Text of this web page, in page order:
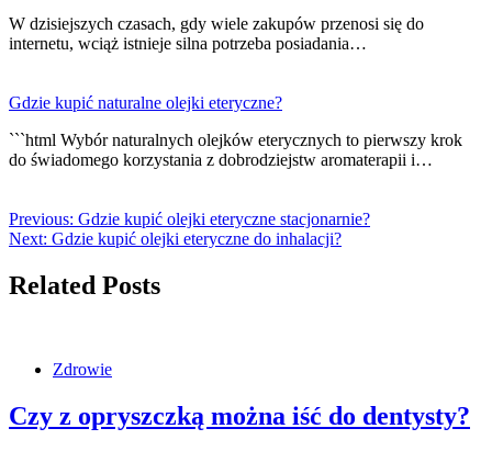
W dzisiejszych czasach, gdy wiele zakupów przenosi się do
internetu, wciąż istnieje silna potrzeba posiadania…
Gdzie kupić naturalne olejki eteryczne?
```html Wybór naturalnych olejków eterycznych to pierwszy krok
do świadomego korzystania z dobrodziejstw aromaterapii i…
Previous: Gdzie kupić olejki eteryczne stacjonarnie?
Next: Gdzie kupić olejki eteryczne do inhalacji?
Related Posts
Zdrowie
Czy z opryszczką można iść do dentysty?